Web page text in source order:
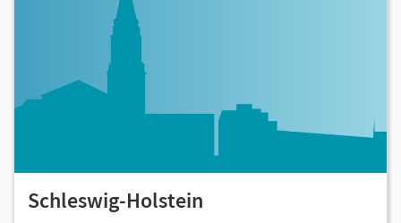
Schleswig-Holstein